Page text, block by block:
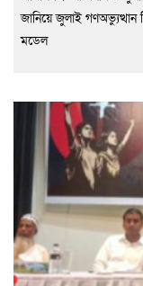
জানিয়ে জুলাই
মডেল